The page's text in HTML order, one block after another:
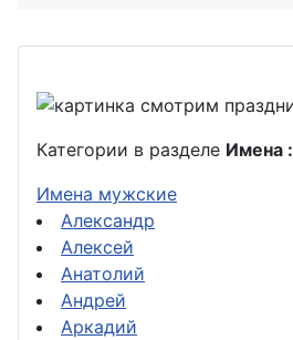
Категории в разделе Имена :
Имена мужские
Александр
Алексей
Анатолий
Андрей
Аркадий